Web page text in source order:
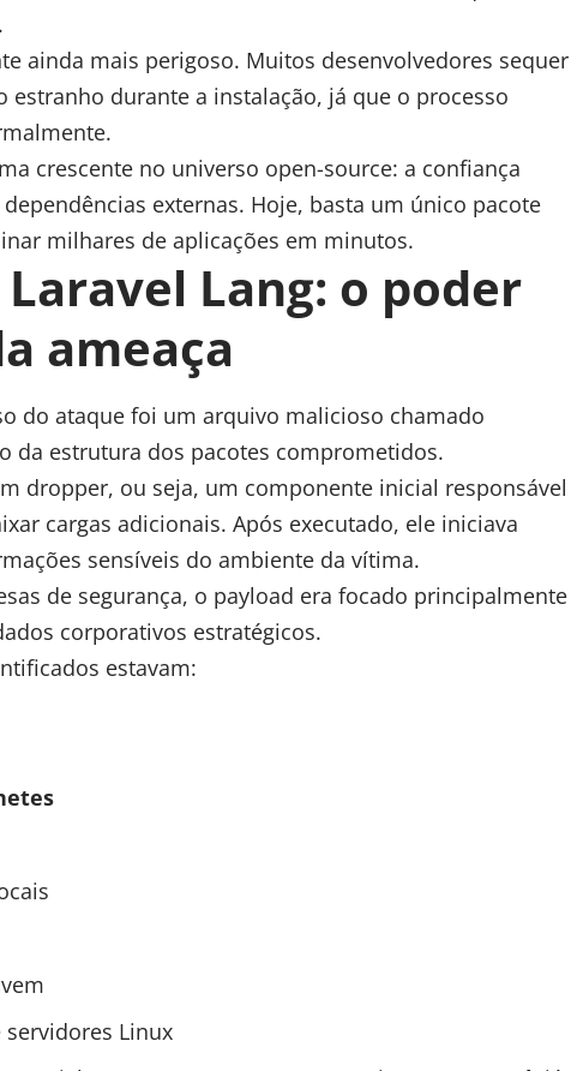
ainda mais perigoso. Muitos desenvolvedores sequer
durante a instalação, já que o processo
crescente no universo open-source: a confiança
externas. Hoje, basta um único pacote
milhares de aplicações em minutos.
Lang: o poder
ameaça
do ataque foi um arquivo malicioso chamado
da estrutura dos pacotes comprometidos.
dropper, ou seja, um componente inicial responsável
cargas adicionais. Após executado, ele iniciava
sensíveis do ambiente da vítima.
de segurança, o payload era focado principalmente
corporativos estratégicos.
estavam:
Linux